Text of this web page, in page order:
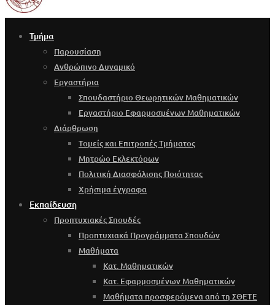
Τμήμα
Παρουσίαση
Ανθρώπινο Δυναμικό
Εργαστήρια
Σπουδαστήριο Θεωρητικών Μαθηματικών
Εργαστήριο Εφαρμοσμένων Μαθηματικών
Διάρθρωση
Τομείς και Επιτροπές Τμήματος
Μητρώο Εκλεκτόρων
Πολιτική Διασφάλισης Ποιότητας
Χρήσιμα έγγραφα
Εκπαίδευση
Προπτυχιακές Σπουδές
Προπτυχιακά Προγράμματα Σπουδών
Μαθήματα
Κατ. Μαθηματικών
Κατ. Εφαρμοσμένων Μαθηματικών
Μαθήματα προσφερόμενα από τη ΣΘΕΤΕ